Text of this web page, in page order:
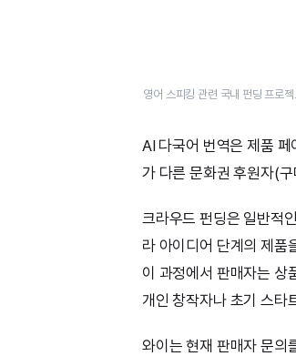
영어 스피킹 관련 국내 펀딩 프로
AI 다국어 번역은 제품
가 다른 문화권 후원자(
크라우드 펀딩은 일반적
라 아이디어 단계의 제품
이 과정에서 판매자는 상
개인 창작자나 초기 스타
와이는 현재 판매자 문의